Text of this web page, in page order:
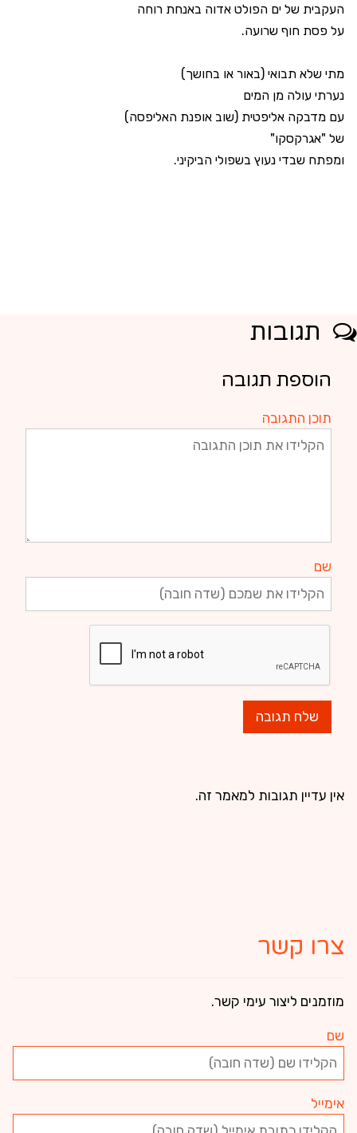
העקבית של ים הפולט אדוה באנחת רוחה
על פסת חוף שרועה.
מתי שלא תבואי (באור או בחושך)
נערתי עולה מן המים
עם מדבקה אליפטית (שוב אופנת האליפסה)
של "אגרקסקו"
ומפתח שבדי נעוץ בשפולי הביקיני.
תגובות
הוספת תגובה
תוכן התגובה
שם
אין עדיין תגובות למאמר זה.
צרו קשר
מוזמנים ליצור עימי קשר.
שם
אימייל